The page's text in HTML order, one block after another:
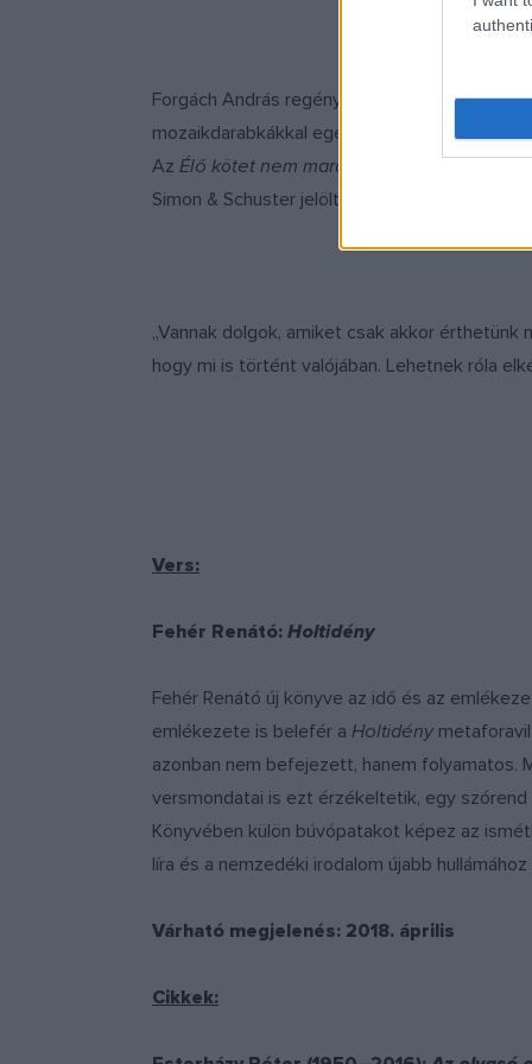
Forgách András regénye első ízben 2015-
mozaikdarabkákkal egészítik ki.
Az Élő kötet nem marad
Simon & Schuster jelölte a Man Booker
„Vannak dolgok, amiket csak akkor
hogy mi is történt valójában. Lehetnek róla
Vers:
Fehér Renátó: Holtidény
Fehér Renátó új könyve az idő és az
emlékezete is belefér a Holtidény
azonban nem befejezett, hanem folyamatos.
versmondatai is ezt érzékeltetik, egy
Könyvében külön búvópatakot képez az
líra és a nemzedéki irodalom újabb
Várható megjelenés: 2018. április
Cikkek: